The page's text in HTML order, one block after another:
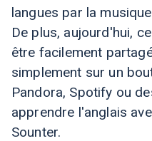
langues par la
De plus, aujourd'hui,
être facilement
simplement sur un
Pandora, Spotify ou
apprendre l'anglais
Sounter.